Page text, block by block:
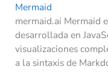
Mermaid
mermaid.ai Mermaid
desarrollada en
visualizaciones
a la sintaxis de